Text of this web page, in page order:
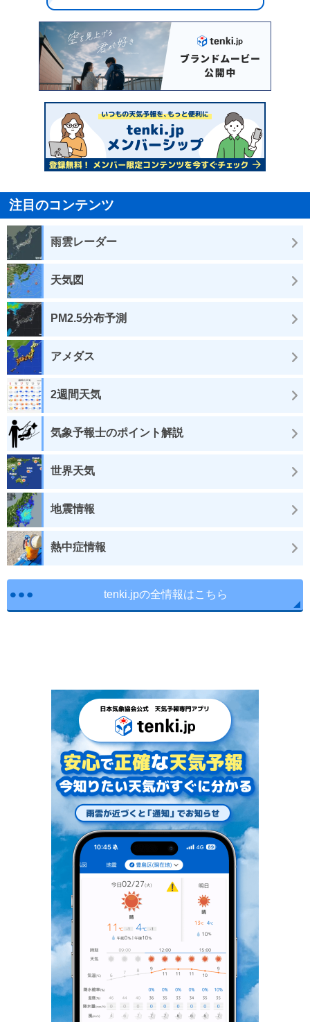
注目のコンテンツ
雨雲レーダー
天気図
PM2.5分布予測
アメダス
2週間天気
気象予報士のポイント解説
世界天気
地震情報
熱中症情報
tenki.jpの全情報はこちら